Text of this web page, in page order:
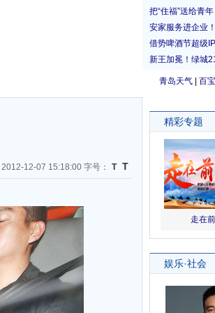
青岛天气 百
2012-12-07 15:18:00 字号： T T